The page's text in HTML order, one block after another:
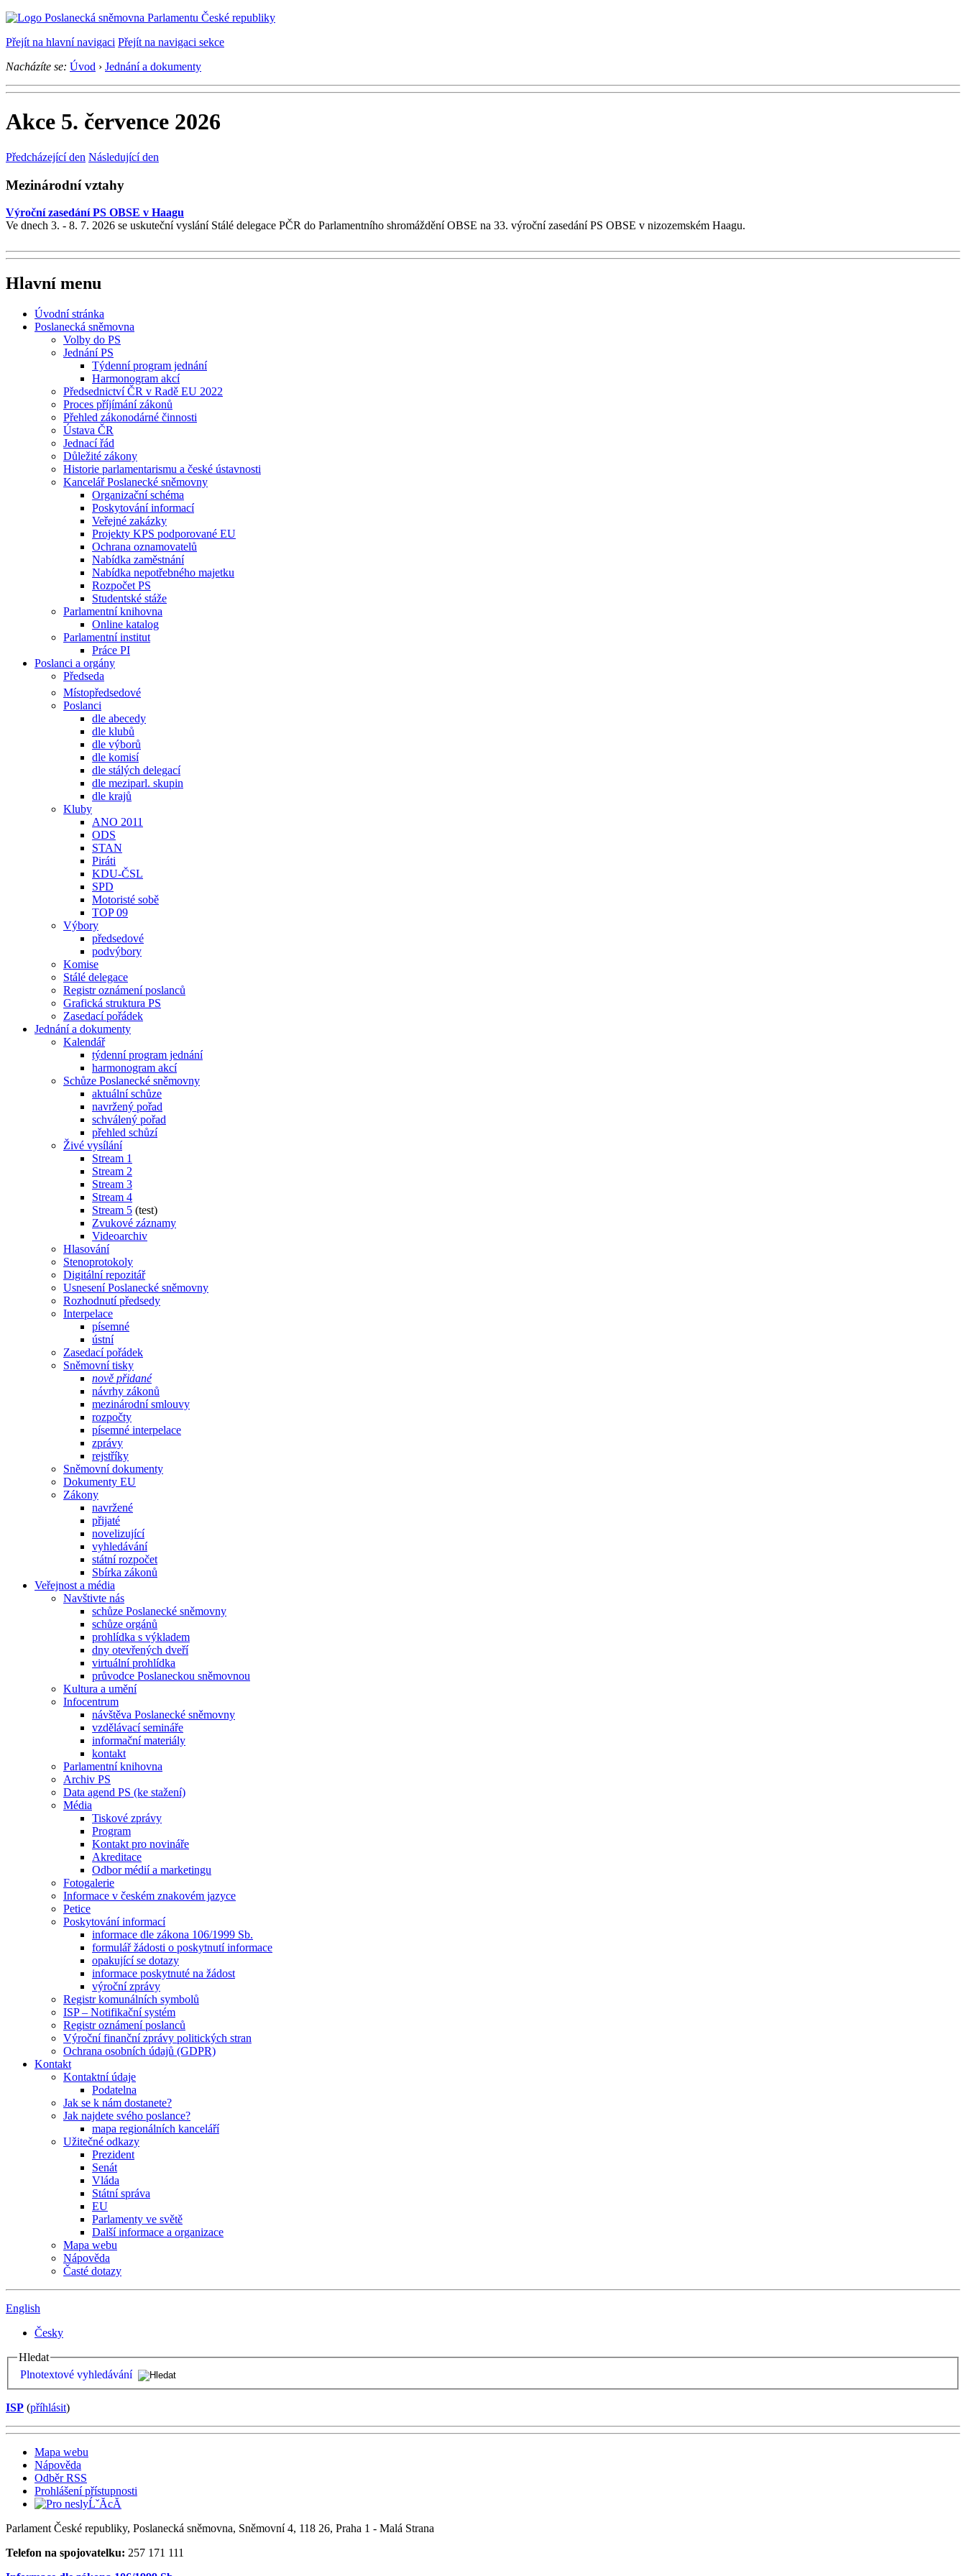
Přejít na hlavní navigaci Přejít na navigaci sekce
Nacházíte se: Úvod › Jednání a dokumenty
Akce 5. července 2026
Předcházející den Následující den
Mezinárodní vztahy
Výroční zasedání PS OBSE v Haagu
Ve dnech 3. - 8. 7. 2026 se uskuteční vyslání Stálé delegace PČR do Parlamentního shromáždění OBSE na 33. výroční zasedání PS OBSE v nizozemském Haagu.
Hlavní menu
Úvodní stránka
Poslanecká sněmovna
Volby do PS
Jednání PS
Týdenní program jednání
Harmonogram akcí
Předsednictví ČR v Radě EU 2022
Proces příjímání zákonů
Přehled zákonodárné činnosti
Ústava ČR
Jednací řád
Důležité zákony
Historie parlamentarismu a české ústavnosti
Kancelář Poslanecké sněmovny
Organizační schéma
Poskytování informací
Veřejné zakázky
Projekty KPS podporované EU
Ochrana oznamovatelů
Nabídka zaměstnání
Nabídka nepotřebného majetku
Rozpočet PS
Studentské stáže
Parlamentní knihovna
Online katalog
Parlamentní institut
Práce PI
Poslanci a orgány
Předseda
Místopředsedové
Poslanci
dle abecedy
dle klubů
dle výborů
dle komisí
dle stálých delegací
dle meziparl. skupin
dle krajů
Kluby
ANO 2011
ODS
STAN
Piráti
KDU-ČSL
SPD
Motoristé sobě
TOP 09
Výbory
předsedové
podvýbory
Komise
Stálé delegace
Registr oznámení poslanců
Grafická struktura PS
Zasedací pořádek
Jednání a dokumenty
Kalendář
týdenní program jednání
harmonogram akcí
Schůze Poslanecké sněmovny
aktuální schůze
navržený pořad
schválený pořad
přehled schůzí
Živé vysílání
Stream 1
Stream 2
Stream 3
Stream 4
Stream 5 (test)
Zvukové záznamy
Videoarchiv
Hlasování
Stenoprotokoly
Digitální repozitář
Usnesení Poslanecké sněmovny
Rozhodnutí předsedy
Interpelace
písemné
ústní
Zasedací pořádek
Sněmovní tisky
nově přidané
návrhy zákonů
mezinárodní smlouvy
rozpočty
písemné interpelace
zprávy
rejstříky
Sněmovní dokumenty
Dokumenty EU
Zákony
navržené
přijaté
novelizující
vyhledávání
státní rozpočet
Sbírka zákonů
Veřejnost a média
Navštivte nás
schůze Poslanecké sněmovny
schůze orgánů
prohlídka s výkladem
dny otevřených dveří
virtuální prohlídka
průvodce Poslaneckou sněmovnou
Kultura a umění
Infocentrum
návštěva Poslanecké sněmovny
vzdělávací semináře
informační materiály
kontakt
Parlamentní knihovna
Archiv PS
Data agend PS (ke stažení)
Média
Tiskové zprávy
Program
Kontakt pro novináře
Akreditace
Odbor médií a marketingu
Fotogalerie
Informace v českém znakovém jazyce
Petice
Poskytování informací
informace dle zákona 106/1999 Sb.
formulář žádosti o poskytnutí informace
opakující se dotazy
informace poskytnuté na žádost
výroční zprávy
Registr komunálních symbolů
ISP – Notifikační systém
Registr oznámení poslanců
Výroční finanční zprávy politických stran
Ochrana osobních údajů (GDPR)
Kontakt
Kontaktní údaje
Podatelna
Jak se k nám dostanete?
Jak najdete svého poslance?
mapa regionálních kanceláří
Užitečné odkazy
Prezident
Senát
Vláda
Státní správa
EU
Parlamenty ve světě
Další informace a organizace
Mapa webu
Nápověda
Časté dotazy
English
Česky
Hledat
Plnotextové vyhledávání
ISP (příhlásit)
Mapa webu
Nápověda
Odběr RSS
Prohlášení přístupnosti
Parlament České republiky, Poslanecká sněmovna, Sněmovní 4, 118 26, Praha 1 - Malá Strana
Telefon na spojovatelku: 257 171 111